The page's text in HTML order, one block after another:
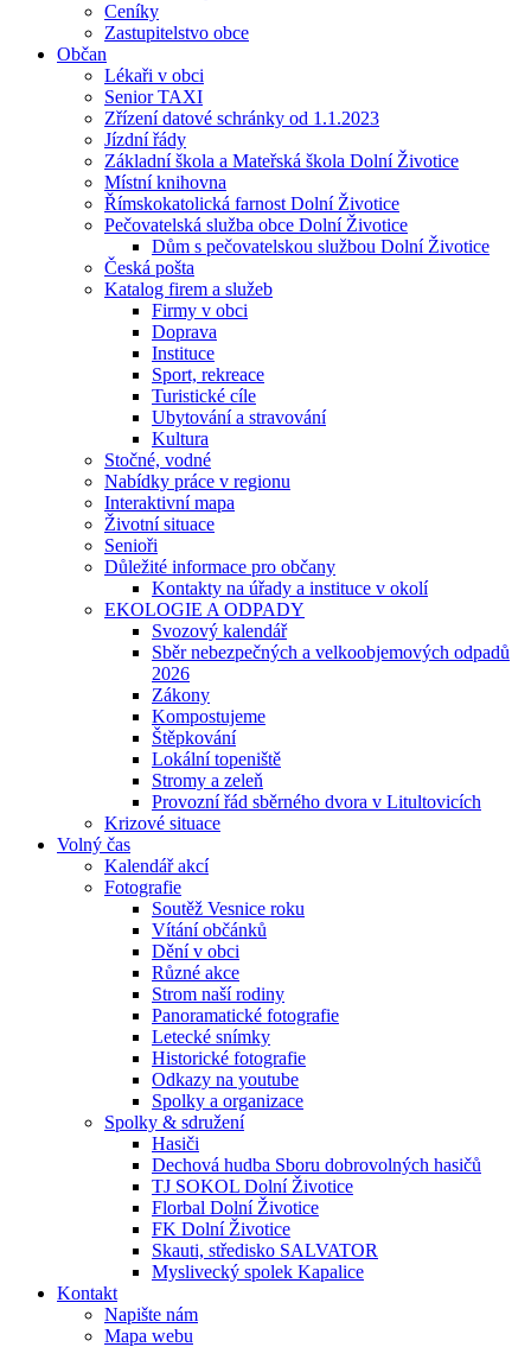
Ceníky
Zastupitelstvo obce
Občan
Lékaři v obci
Senior TAXI
Zřízení datové schránky od 1.1.2023
Jízdní řády
Základní škola a Mateřská škola Dolní Životice
Místní knihovna
Římskokatolická farnost Dolní Životice
Pečovatelská služba obce Dolní Životice
Dům s pečovatelskou službou Dolní Životice
Česká pošta
Katalog firem a služeb
Firmy v obci
Doprava
Instituce
Sport, rekreace
Turistické cíle
Ubytování a stravování
Kultura
Stočné, vodné
Nabídky práce v regionu
Interaktivní mapa
Životní situace
Senioři
Důležité informace pro občany
Kontakty na úřady a instituce v okolí
EKOLOGIE A ODPADY
Svozový kalendář
Sběr nebezpečných a velkoobjemových odpadů
2026
Zákony
Kompostujeme
Štěpkování
Lokální topeniště
Stromy a zeleň
Provozní řád sběrného dvora v Litultovicích
Krizové situace
Volný čas
Kalendář akcí
Fotografie
Soutěž Vesnice roku
Vítání občánků
Dění v obci
Různé akce
Strom naší rodiny
Panoramatické fotografie
Letecké snímky
Historické fotografie
Odkazy na youtube
Spolky a organizace
Spolky & sdružení
Hasiči
Dechová hudba Sboru dobrovolných hasičů
TJ SOKOL Dolní Životice
Florbal Dolní Životice
FK Dolní Životice
Skauti, středisko SALVATOR
Myslivecký spolek Kapalice
Kontakt
Napište nám
Mapa webu